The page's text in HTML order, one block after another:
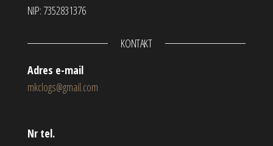
NIP: 7352831376
KONTAKT
Adres e-mail
mkclogs@gmail.com
Nr tel.